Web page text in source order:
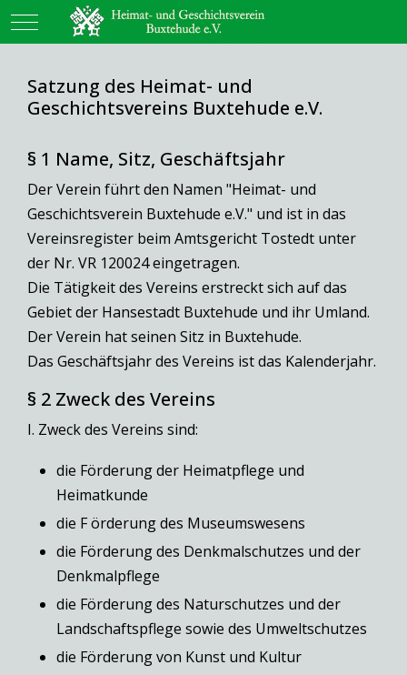
Mobile Menu Toggle
Satzung des Heimat- und
Geschichtsvereins Buxtehude e.V.
§ 1 Name, Sitz, Geschäftsjahr
Der Verein führt den Namen "Heimat- und
Geschichtsverein Buxtehude e.V." und ist in das
Vereinsregister beim Amtsgericht Tostedt unter
der Nr. VR 120024 eingetragen.
Die Tätigkeit des Vereins erstreckt sich auf das
Gebiet der Hansestadt Buxtehude und ihr Umland.
Der Verein hat seinen Sitz in Buxtehude.
Das Geschäftsjahr des Vereins ist das Kalenderjahr.
§ 2 Zweck des Vereins
I. Zweck des Vereins sind:
die Förderung der Heimatpflege und
Heimatkunde
die F örderung des Museumswesens
die Förderung des Denkmalschutzes und der
Denkmalpflege
die Förderung des Naturschutzes und der
Landschaftspflege sowie des Umweltschutzes
die Förderung von Kunst und Kultur